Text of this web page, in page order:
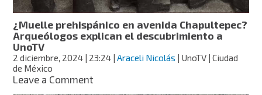
¿Muelle prehispánico en avenida Chapultepec?
Arqueólogos explican el descubrimiento a
UnoTV
2 diciembre, 2024 | 23:24 |Araceli Nicolás | UnoTV | Ciudad
de México
Leave a Commenton